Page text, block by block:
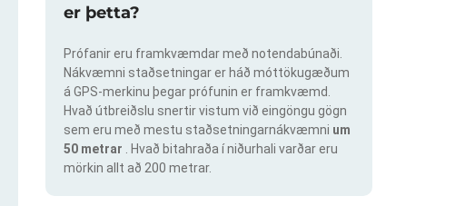
er þetta?
Prófanir eru framkvæmdar með notendabúnaði.
Nákvæmni staðsetningar er háð móttökugæðum
á GPS-merkinu þegar prófunin er framkvæmd.
Hvað útbreiðslu snertir vistum við eingöngu gögn
sem eru með mestu staðsetningarnákvæmni um
50 metrar
. Hvað bitahraða í niðurhali varðar eru
mörkin allt að 200 metrar.